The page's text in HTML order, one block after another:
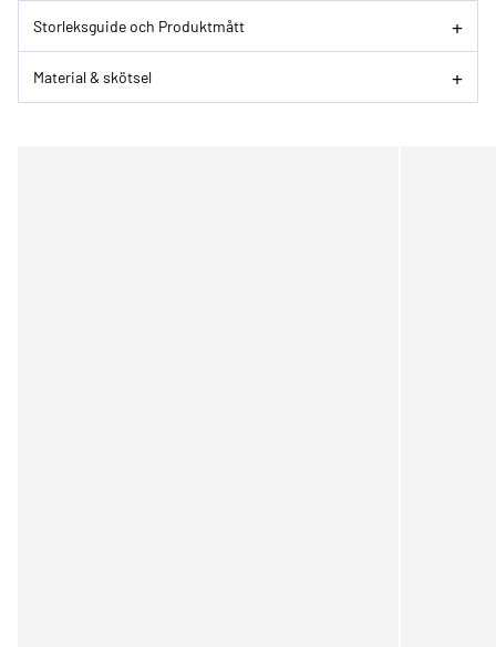
Storleksguide och Produktmått
Material & skötsel